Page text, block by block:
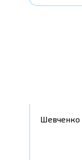
Шевченко